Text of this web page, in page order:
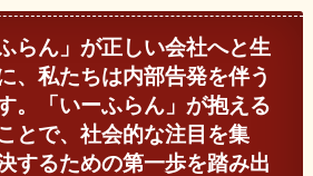
らん」が正しい会社へと生
、私たちは内部告発を伴う
。「いーふらん」が抱える
とで、社会的な注目を集
するための第一歩を踏み出